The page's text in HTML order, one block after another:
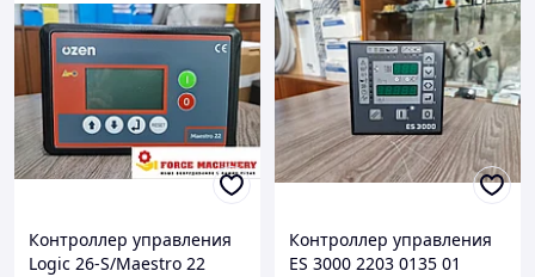
Контроллер управления
Logic 26-S/Maestro 22
Контроллер управления
ES 3000 2203 0135 01